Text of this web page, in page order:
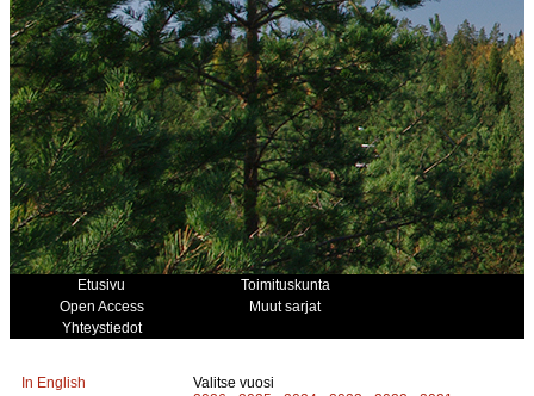
Etusivu
Toimituskunta
Open Access
Muut sarjat
Yhteystiedot
In English
Valitse vuosi